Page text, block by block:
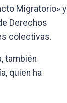
Migratorio» y
Derechos
colectivas.
también
quien ha